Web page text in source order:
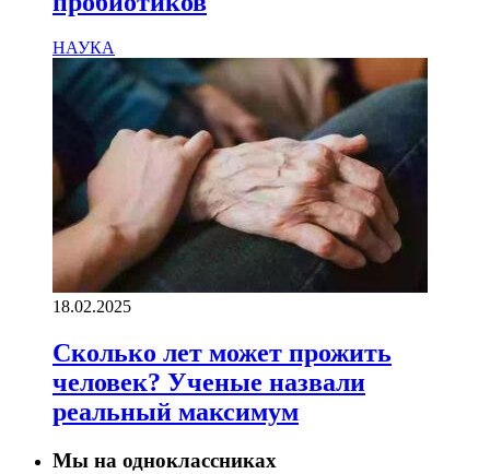
НАУКА
18.02.2025
Сколько лет может прожить
человек? Ученые назвали
реальный максимум
Мы на одноклассниках